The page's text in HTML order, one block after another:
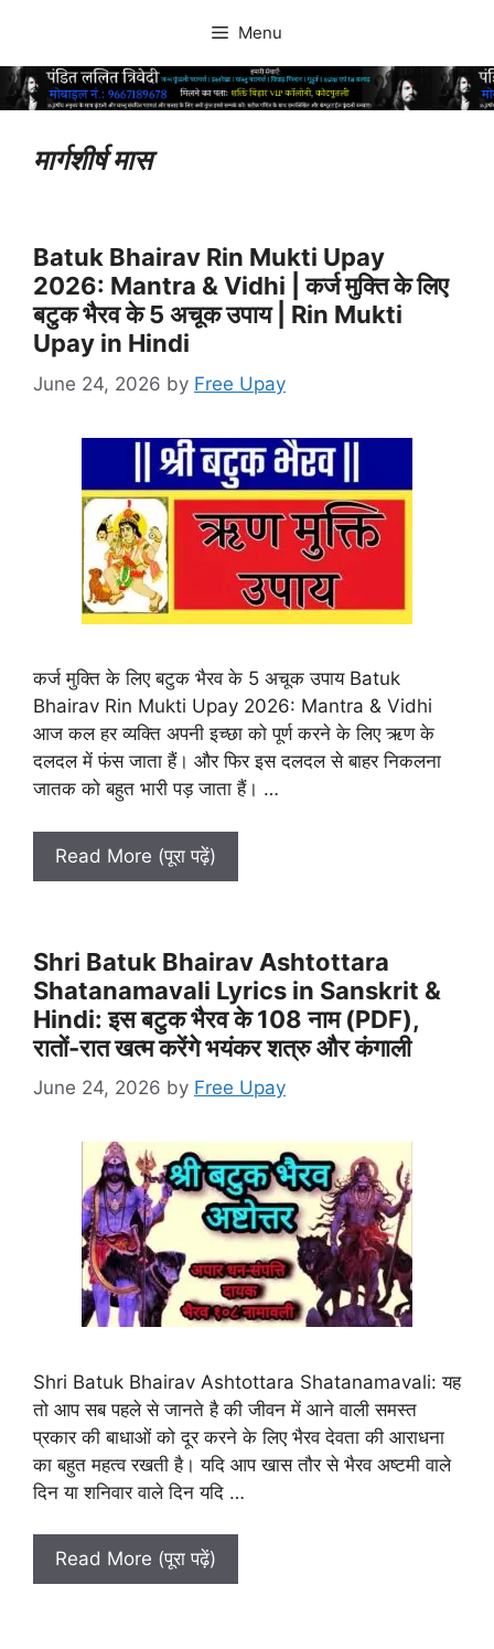
content
Menu
मार्गशीर्ष मास
Batuk Bhairav Rin Mukti Upay
2026: Mantra & Vidhi | कर्ज मुक्ति के लिए
बटुक भैरव के 5 अचूक उपाय | Rin Mukti
Upay in Hindi
June 24, 2026 by Free Upay
कर्ज मुक्ति के लिए बटुक भैरव के 5 अचूक उपाय Batuk
Bhairav Rin Mukti Upay 2026: Mantra & Vidhi
आज कल हर व्यक्ति अपनी इच्छा को पूर्ण करने के लिए ऋण के
दलदल में फंस जाता हैं। और फिर इस दलदल से बाहर निकलना
जातक को बहुत भारी पड़ जाता हैं। …
Read More (पूरा पढ़ें)
Shri Batuk Bhairav Ashtottara
Shatanamavali Lyrics in Sanskrit &
Hindi: इस बटुक भैरव के 108 नाम (PDF),
रातों-रात खत्म करेंगे भयंकर शत्रु और कंगाली
June 24, 2026 by Free Upay
Shri Batuk Bhairav Ashtottara Shatanamavali: यह
तो आप सब पहले से जानते है की जीवन में आने वाली समस्त
प्रकार की बाधाओं को दूर करने के लिए भैरव देवता की आराधना
का बहुत महत्व रखती है। यदि आप खास तौर से भैरव अष्टमी वाले
दिन या शनिवार वाले दिन यदि …
Read More (पूरा पढ़ें)